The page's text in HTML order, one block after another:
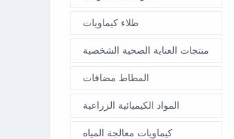
طلاء كيماويات
منتجات العناية الصحية الشخصية
المطاط مضافات
المواد الكيميائية الزراعية
كيماويات معالجة المياه